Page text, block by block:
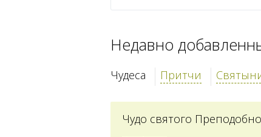
Недавно
Чудеса Притчи
Чудо святого